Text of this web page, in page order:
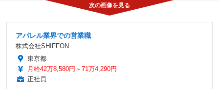
アパレル業界での営業職
株式会社SHIFFON
東京都
月給42万8,580円～71万4,290円
正社員